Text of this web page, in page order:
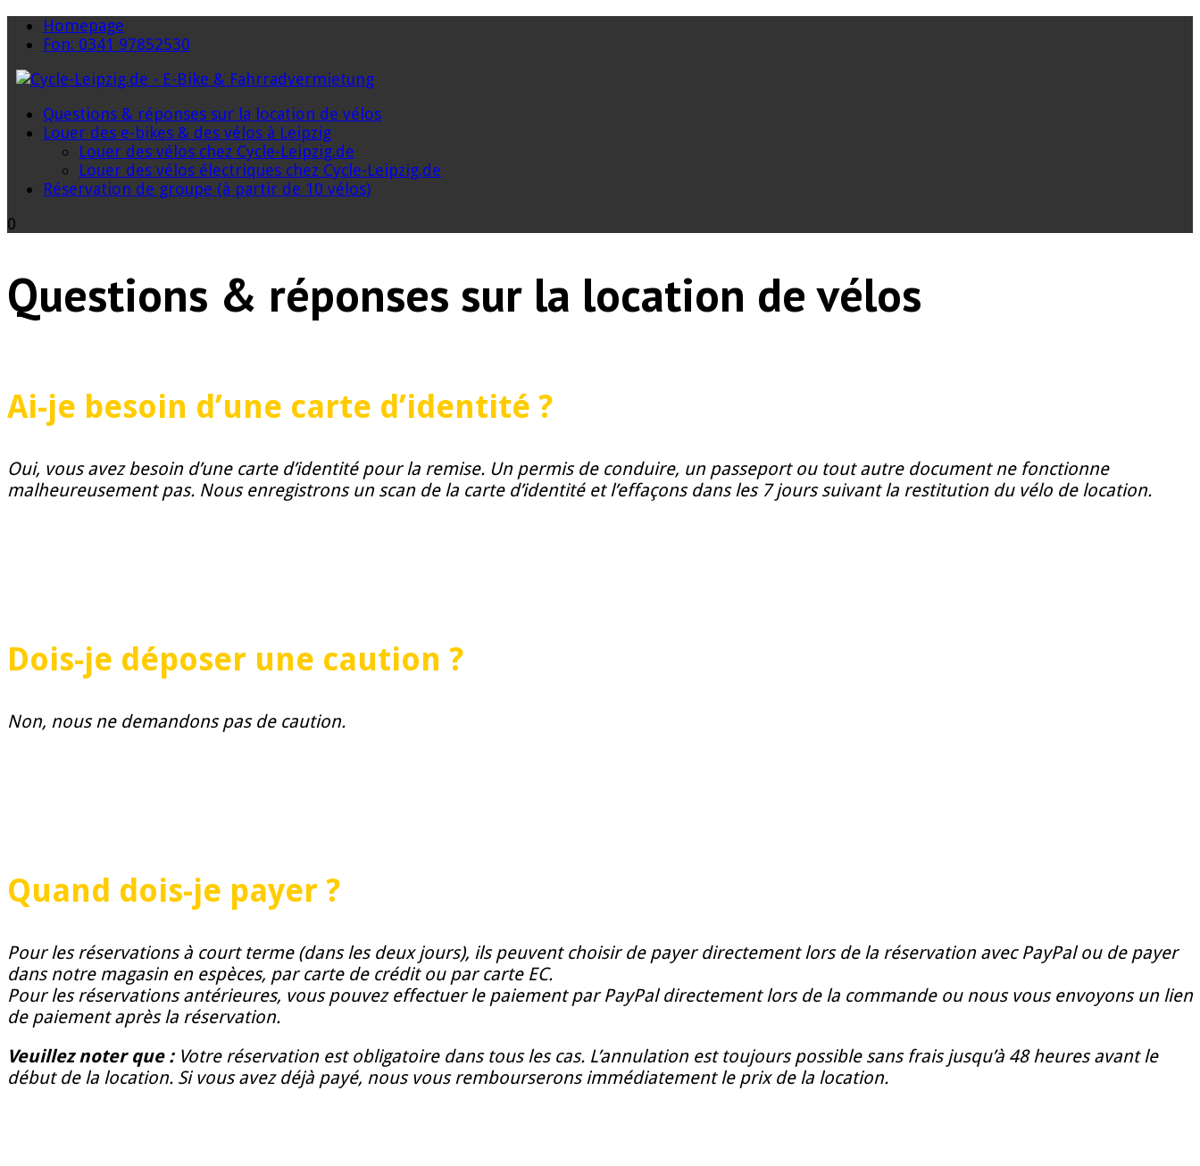
Homepage
Fon: 0341 97852530
Questions & réponses sur la location de vélos
Louer des e-bikes & des vélos à Leipzig
Louer des vélos chez Cycle-Leipzig.de
Louer des vélos électriques chez Cycle-Leipzig.de
Réservation de groupe (à partir de 10 vélos)
0
Questions & réponses sur la location de vélos
Ai-je besoin d’une carte d’identité ?
Oui, vous avez besoin d’une carte d’identité pour la remise. Un permis de conduire, un passeport ou tout autre document ne fonctionne
malheureusement pas. Nous enregistrons un scan de la carte d’identité et l’effaçons dans les 7 jours suivant la restitution du vélo de location.
Dois-je déposer une caution ?
Non, nous ne demandons pas de caution.
Quand dois-je payer ?
Pour les réservations à court terme (dans les deux jours), ils peuvent choisir de payer directement lors de la réservation avec PayPal ou de payer
dans notre magasin en espèces, par carte de crédit ou par carte EC.
Pour les réservations antérieures, vous pouvez effectuer le paiement par PayPal directement lors de la commande ou nous vous envoyons un lien
de paiement après la réservation.
Veuillez noter que :Votre réservation est obligatoire dans tous les cas. L’annulation est toujours possible sans frais jusqu’à 48 heures avant le
début de la location. Si vous avez déjà payé, nous vous rembourserons immédiatement le prix de la location.